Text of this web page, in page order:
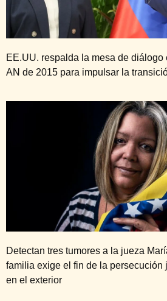
EE.UU. respalda la mesa de diálogo
AN de 2015 para impulsar la
Detectan tres tumores a la jueza
familia exige el fin de la persecución
en el exterior